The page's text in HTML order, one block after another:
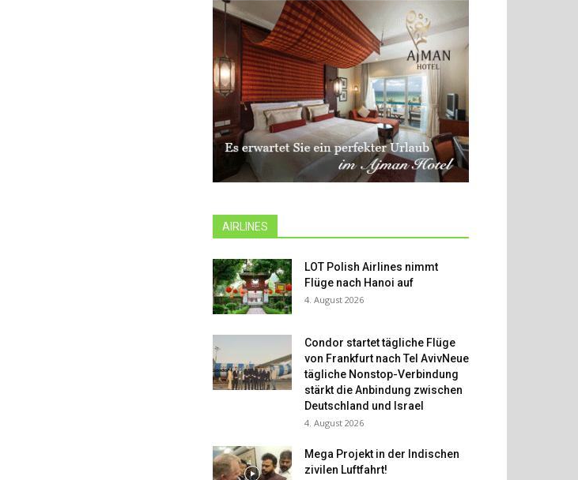
AIRLINES
LOT Polish Airlines nimmt
Flüge nach Hanoi auf
4. August 2026
Condor startet tägliche Flüge
von Frankfurt nach Tel AvivNeue
tägliche Nonstop-Verbindung
stärkt die Anbindung zwischen
Deutschland und Israel
4. August 2026
Mega Projekt in der Indischen
zivilen Luftfahrt!